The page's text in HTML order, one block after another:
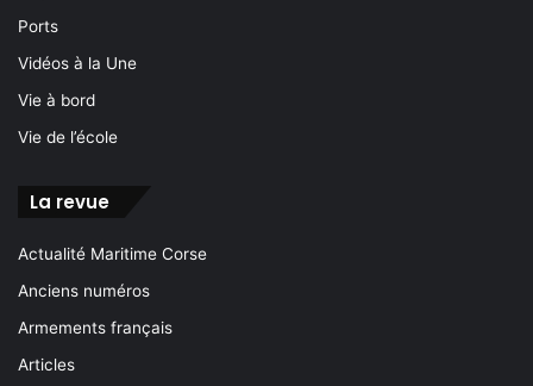
Ports
Vidéos à la Une
Vie à bord
Vie de l’école
La revue
Actualité Maritime Corse
Anciens numéros
Armements français
Articles